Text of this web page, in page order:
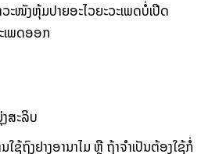
ະໜັງຫຸ້ມປາຍອະໄວຍະວະເພດບໍ່ເປີດ
ເພດອອກ
ສະລິບ
ຊ້ຖົງຢາງອານາໄມ ຫຼື ຖ້າຈຳເປັນຕ້ອງໃຊ້ກໍ່